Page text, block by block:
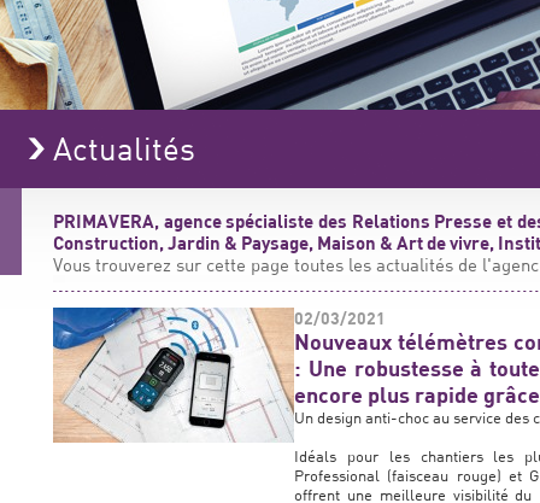
Actualités
PRIMAVERA, agence spécialiste des Relations Presse et
Construction, Jardin & Paysage, Maison & Art de vivre,
Vous trouverez sur cette page toutes les actualités de
02/03/2021
Nouveaux télémètres
: Une robustesse à
encore plus rapide
Un design anti-choc au service des
Idéals pour les chantiers les
Professional (faisceau rouge) et
offrent une meilleure visibilité du